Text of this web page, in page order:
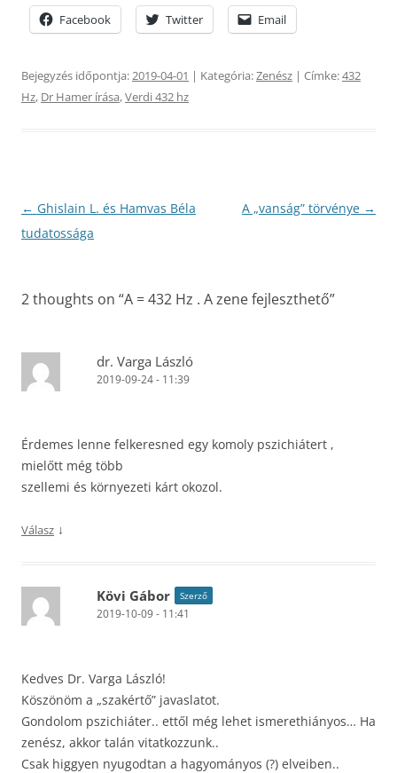
Facebook Twitter Email
Bejegyzés időpontja:2019-04-01 | Kategória:Zenész | Címke:432
Hz, Dr Hamer írása,Verdi 432 hz
Bejegyzés
navigáció
← Ghislain L. és Hamvas Béla
tudatossága
A „vanság” törvénye →
2 thoughts on “A = 432 Hz . A zene fejleszthető”
dr. Varga László
2019-09-24 - 11:39
Érdemes lenne felkeresned egy komoly pszichiátert ,
mielőtt még több
szellemi és környezeti kárt okozol.
Válasz ↓
Kövi Gábor Szerző
2019-10-09 - 11:41
Kedves Dr. Varga László!
Köszönöm a „szakértő” javaslatot.
Gondolom pszichiáter.. ettől még lehet ismerethiányos… Ha
zenész, akkor talán vitatkozzunk..
Csak higgyen nyugodtan a hagyományos (?) elveiben..